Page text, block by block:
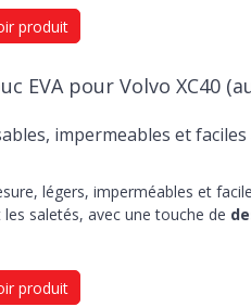
produit
EVA pour Volvo XC40
impermeables et
légers, imperméables et
saletés, avec une touche de
produit